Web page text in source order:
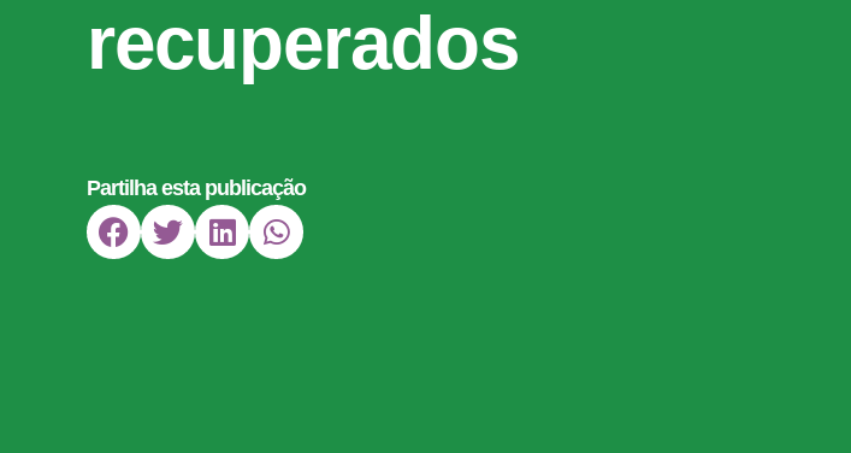
recuperados
Partilha esta publicação